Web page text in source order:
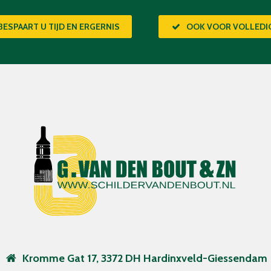
U TIJD EN ERGERNIS OOK VOOR
Kromme Gat 17, 3372 DH Hardinxveld-Giessendam